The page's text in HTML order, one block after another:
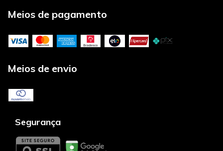
Meios de pagamento
Meios de envio
Segurança